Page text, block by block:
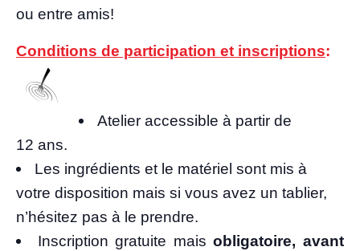
ou entre amis!
Condi­tions de par­ti­ci­pa­tion et ins­crip­tions:
Ate­lier acces­sible à par­tir de
12 ans.
Les ingré­dients et le maté­riel sont mis à
votre dis­po­si­tion mais si vous avez un tablier,
n’hé­si­tez pas à le prendre.
Ins­crip­tion gra­tuite maisobli­ga­toire, avant